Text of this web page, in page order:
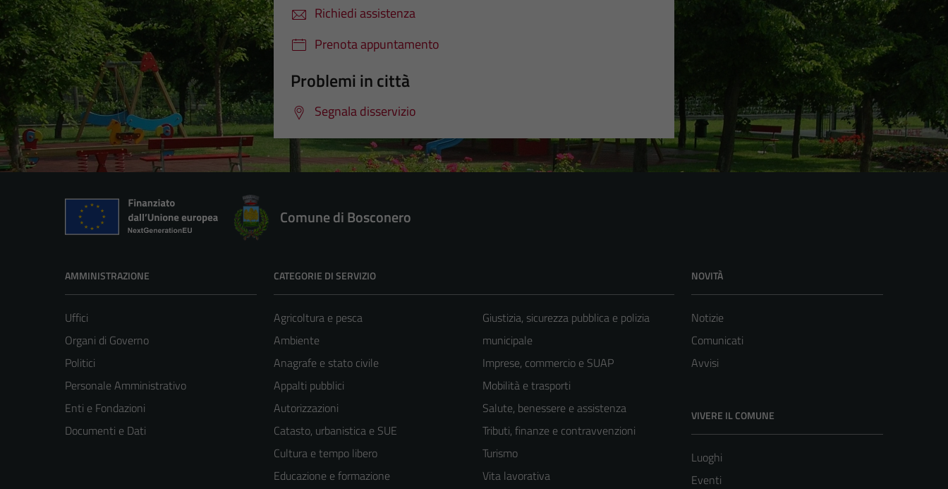
Richiedi assistenza
Prenota appuntamento
Problemi in città
Segnala disservizio
Comune di Bosconero
AMMINISTRAZIONE
Uffici
Organi di Governo
Politici
Personale Amministrativo
Enti e Fondazioni
Documenti e Dati
CATEGORIE DI SERVIZIO
Agricoltura e pesca
Ambiente
Anagrafe e stato civile
Appalti pubblici
Autorizzazioni
Catasto, urbanistica e SUE
Cultura e tempo libero
Educazione e formazione
Giustizia, sicurezza pubblica e polizia
municipale
Imprese, commercio e SUAP
Mobilità e trasporti
Salute, benessere e assistenza
Tributi, finanze e contravvenzioni
Turismo
Vita lavorativa
NOVITÀ
Notizie
Comunicati
Avvisi
VIVERE IL COMUNE
Luoghi
Eventi